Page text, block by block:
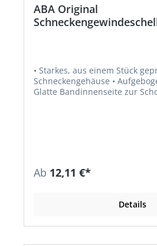
ABA Original
• Starkes, aus einem Stück
Schneckengehäuse • Aufgebogene Bandkanten •
Glatte Bandinnenseite zur
Ab 12,11 €*
Details